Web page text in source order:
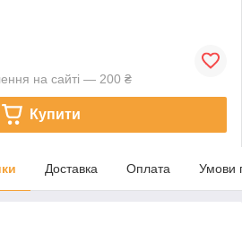
на сайті — 200 ₴
Купити
Доставка Оплата Умови